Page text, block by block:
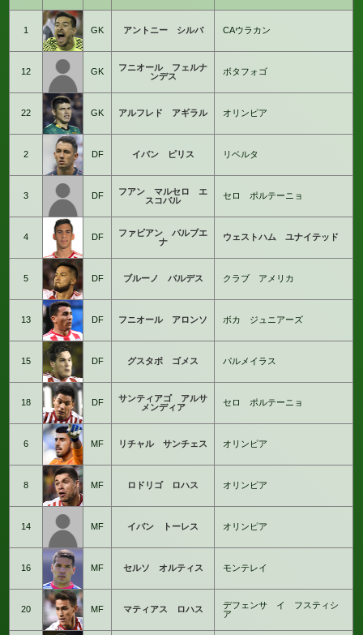
1 GK アントニー シルバ CAウラカン
12 GK
フニオール フェルナ
ンデス
ボタフォゴ
22 GK アルフレド アギラル オリンピア
2 DF イバン ピリス リベルタ
3 DF
フアン マルセロ エ
スコバル
セロ ポルテーニョ
4 DF
ファビアン バルブエ
ナ
ウェストハム ユナイテッド
5 DF ブルーノ バルデス クラブ アメリカ
13 DF フニオール アロンソ ボカ ジュニアーズ
15 DF グスタボ ゴメス パルメイラス
18 DF
サンティアゴ アルサ
メンディア
セロ ポルテーニョ
6 MF リチャル サンチェス オリンピア
8 MF ロドリゴ ロハス オリンピア
14 MF イバン トーレス オリンピア
16 MF セルソ オルティス モンテレイ
20 MF マティアス ロハス
デフェンサ イ フスティシ
ア